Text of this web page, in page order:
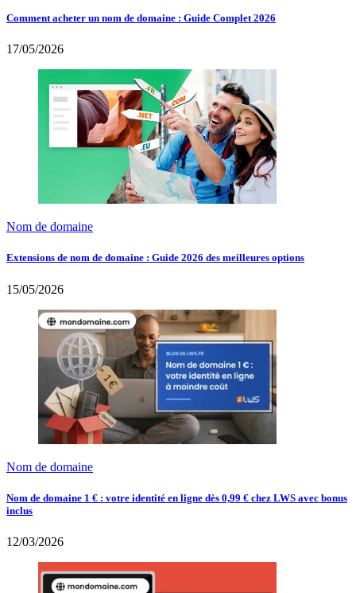
Comment acheter un nom de domaine : Guide Complet 2026
17/05/2026
Nom de domaine
Extensions de nom de domaine : Guide 2026 des meilleures options
15/05/2026
Nom de domaine
Nom de domaine 1 € : votre identité en ligne dès 0,99 € chez LWS avec bonus
inclus
12/03/2026